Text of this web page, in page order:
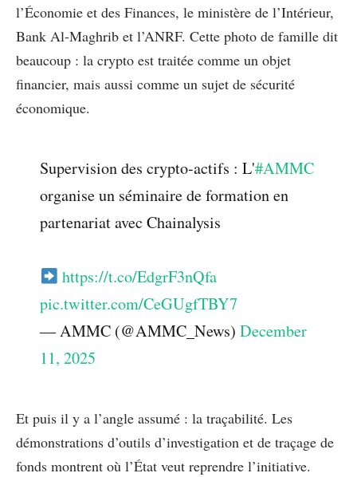
l’Économie et des Finances, le ministère de l’Intérieur,
Bank Al-Maghrib et l’ANRF. Cette photo de famille dit
beaucoup : la crypto est traitée comme un objet
financier, mais aussi comme un sujet de sécurité
économique.
Supervision des crypto-actifs : L'#AMMC
organise un séminaire de formation en
partenariat avec Chainalysis
https://t.co/EdgrF3nQfa
pic.twitter.com/CeGUgfTBY7
— AMMC (@AMMC_News)December
11, 2025
Et puis il y a l’angle assumé : la traçabilité. Les
démonstrations d’outils d’investigation et de traçage de
fonds montrent où l’État veut reprendre l’initiative.